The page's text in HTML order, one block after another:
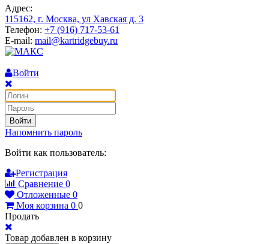
Адрес:
115162, г. Москва, ул Хавская д. 3
Телефон: +7 (916) 717-53-61
E-mail: mail@kartridgebuy.ru
Войти
Войти
Напомнить пароль
Войти как пользователь:
Регистрация
Сравнение 0
Отложенные 0
Моя корзина 0 0
Продать
Товар добавлен в корзину